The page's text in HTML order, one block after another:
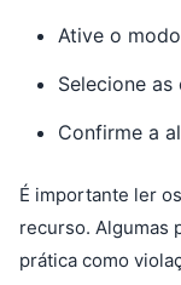
Ative o
Selecione
Confirme a
É importante ler
recurso. Algumas
prática como